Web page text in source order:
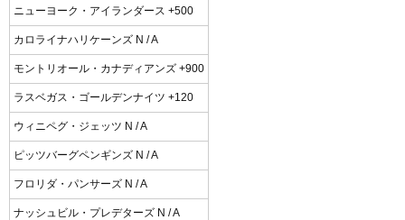
ニューヨーク・アイランダース +500
カロライナハリケーンズ N / A
モントリオール・カナディアンズ +900
ラスベガス・ゴールデンナイツ +120
ウィニペグ・ジェッツ N / A
ピッツバーグペンギンズ N / A
フロリダ・パンサーズ N / A
ナッシュビル・プレデターズ N / A